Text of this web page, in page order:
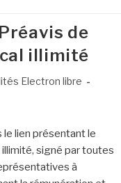
de
illimité
Electron libre
lien présentant le
signé par toutes
à